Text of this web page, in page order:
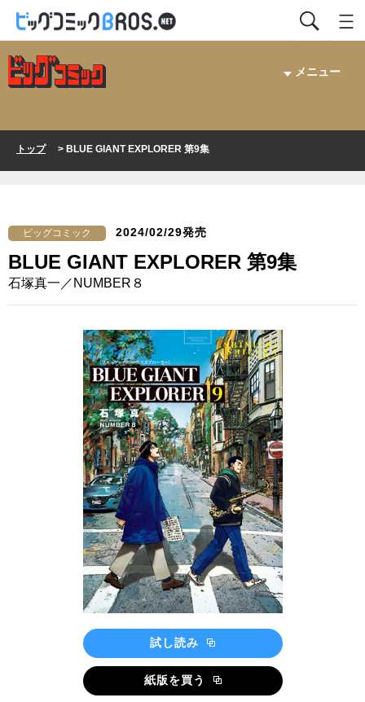
メニュー
トップ> BLUE GIANT EXPLORER 第9集
ビッグコミック 2024/02/29発売
BLUE GIANT EXPLORER 第9集
石塚真一／NUMBER８
試し読み
紙版を買う